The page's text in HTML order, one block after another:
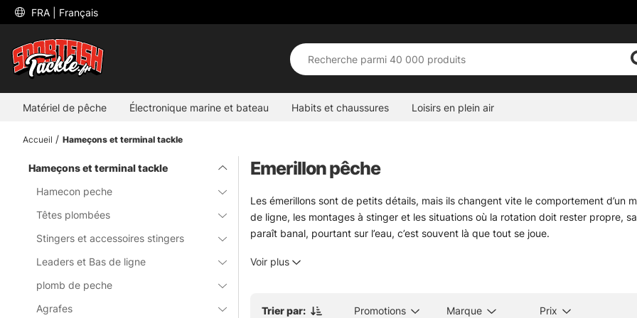
FRA | Français
Matériel de pêche Électronique marine et bateau Habits et chaussures Loisirs en plein air
Accueil Hameçons et terminal tackle
Hameçons et terminal tackle
Hamecon peche
Têtes plombées
Stingers et accessoires stingers
Leaders et Bas de ligne
plomb de peche
Agrafes
Emerillon pêche
Les émerillons sont de petits détails, mais ils changent vite le comportement d’un
de ligne, les montages à stinger et les situations où la rotation doit rester propre,
paraît banal, pourtant sur l’eau, c’est souvent là que tout se joue.
tête comme un fou. Les modèles triples, eux, rendent service sur certains
à garder une présentation propre et à prolonger la durée de vie du bas de ligne.
Voir plus
Trier par: Promotions Marque Prix